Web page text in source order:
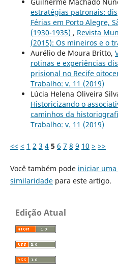
estratégias patronais:
Férias em Porto Alegre,
(1930-1935) , Revista
(2015): Os mineiros e o
Aurélio de Moura Britto,
rotinas e experiências
prisional no Recife
Trabalho: v. 11 (2019)
Lúcia Helena Oliveira
Historicizando o
caminhos da
Trabalho: v. 11 (2019)
<< < 1 2 3 4 5 6 7 8 9 10 > >>
Você também pode iniciar
similaridadepara este artigo.
Edição Atual